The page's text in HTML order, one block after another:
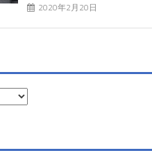
2020年2月20日